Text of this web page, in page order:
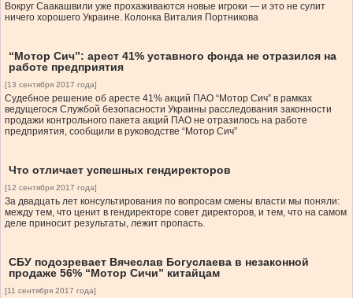
Вокруг Саакашвили уже прохаживаются новые игроки — и это не сулит
ничего хорошего Украине. Колонка Виталия Портникова
“Мотор Сич”: арест 41% уставного фонда не отразился на
работе предприятия
[13 сентября 2017 года]
Судебное решение об аресте 41% акций ПАО “Мотор Сич” в рамках
ведущегося Службой безопасности Украины расследования законности
продажи контрольного пакета акций ПАО не отразилось на работе
предприятия, сообщили в руководстве “Мотор Сич”
Что отличает успешных гендиректоров
[12 сентября 2017 года]
За двадцать лет консультирования по вопросам смены власти мы поняли:
между тем, что ценит в гендиректоре совет директоров, и тем, что на самом
деле приносит результаты, лежит пропасть.
СБУ подозревает Вячеслав Богуслаева в незаконной
продаже 56% “Мотор Сичи” китайцам
[11 сентября 2017 года]